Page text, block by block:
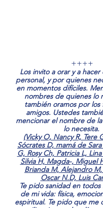
++++
Los invito a orar y a
personal, y por quienes
en momentos difíciles.
nombres de quienes lo
también oramos por los
amigos. Ustedes
mencionar el nombre de
lo necesita.
(Vicky O, Nancy R, Tere
Sócrates D, mamá de
G, Rosy Ch, Patricia L,
Silvia H, Magda-, Miguel
Brianda M, Alejandro
Oscar N.D, Luis
Te pido sanidad en todos
de mi vida: física,
espiritual. Te pido que me